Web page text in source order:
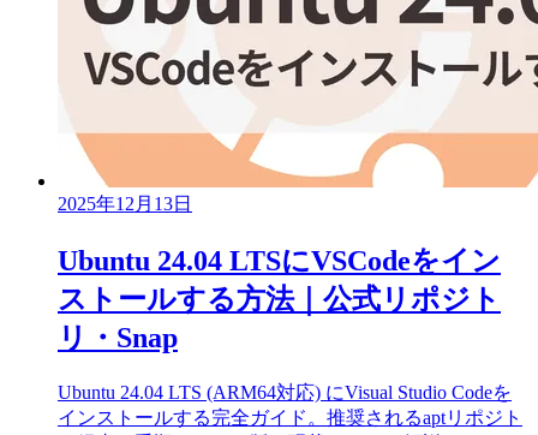
2025年12月13日
Ubuntu 24.04 LTSにVSCodeをイン
ストールする方法｜公式リポジト
リ・Snap
Ubuntu 24.04 LTS (ARM64対応) にVisual Studio Codeを
インストールする完全ガイド。推奨されるaptリポジト